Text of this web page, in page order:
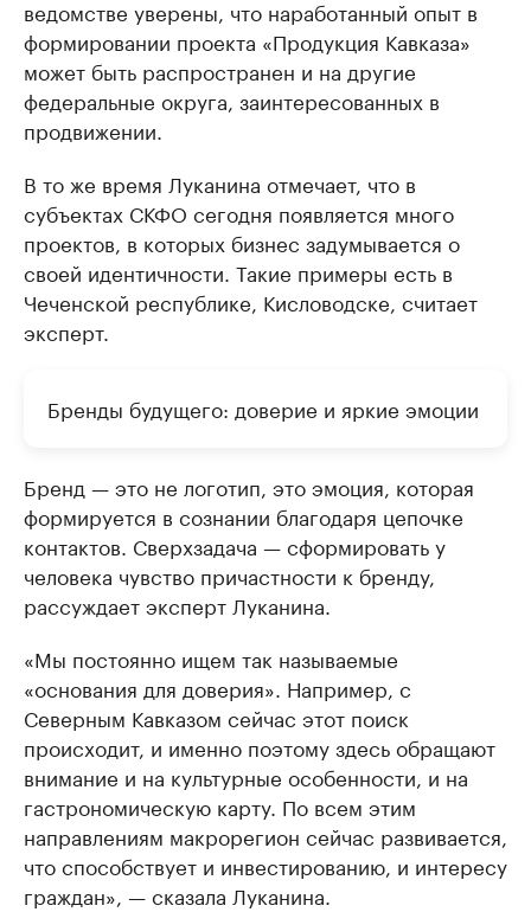
ведомстве уверены, что наработанный опыт в
формировании проекта «Продукция Кавказа»
может быть распространен и на другие
федеральные округа, заинтересованных в
продвижении.
В то же время Луканина отмечает, что в
субъектах СКФО сегодня появляется много
проектов, в которых бизнес задумывается о
своей идентичности. Такие примеры есть в
Чеченской республике, Кисловодске, считает
эксперт.
Бренды будущего: доверие и яркие эмоции
Бренд — это не логотип, это эмоция, которая
формируется в сознании благодаря цепочке
контактов. Сверхзадача — сформировать у
человека чувство причастности к бренду,
рассуждает эксперт Луканина.
«Мы постоянно ищем так называемые
«основания для доверия». Например, с
Северным Кавказом сейчас этот поиск
происходит, и именно поэтому здесь обращают
внимание и на культурные особенности, и на
гастрономическую карту. По всем этим
направлениям макрорегион сейчас развивается,
что способствует и инвестированию, и интересу
граждан», — сказала Луканина.